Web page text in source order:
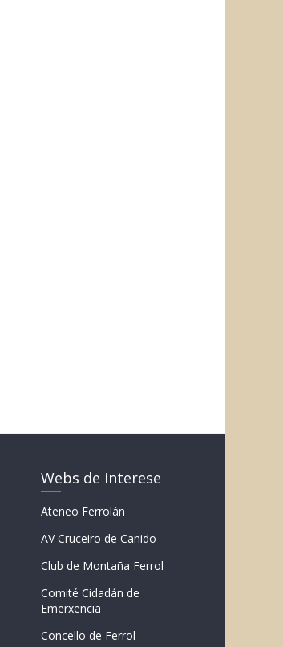
Webs de interese
Ateneo Ferrolán
AV Cruceiro de Canido
Club de Montaña Ferrol
Comité Cidadán de
Emerxencia
Concello de Ferrol